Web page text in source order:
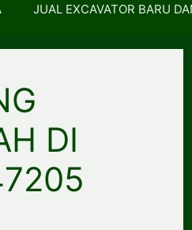
JUAL EXCAVATOR BARU
DI